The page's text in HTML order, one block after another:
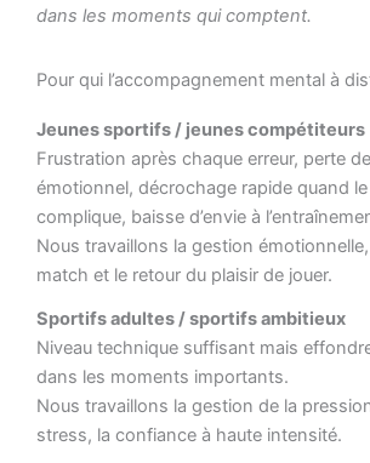
dans les moments qui comptent.
Pour qui l’accompagnement mental à
Jeunes sportifs / jeunes compétiteurs
Frustration après chaque erreur, perte
émotionnel, décrochage rapide quand
complique, baisse d’envie à
Nous travaillons la gestion
match et le retour du plaisir de jouer.
Sportifs adultes / sportifs ambitieux
Niveau technique suffisant mais
dans les moments importants.
Nous travaillons la gestion de la
stress, la confiance à haute intensité.